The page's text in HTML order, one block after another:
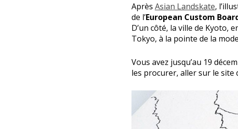
Après Asian Landskate,
de l’European Custom
D’un côté, la ville de Kyoto,
Tokyo, à la pointe de la
Vous avez jusqu’au 19
les procurer, aller sur le site